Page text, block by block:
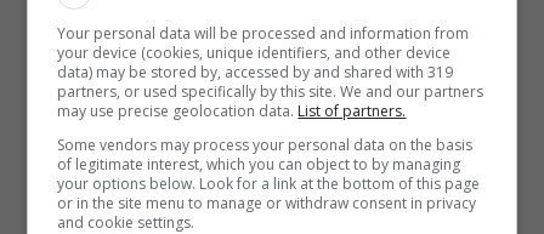
livello, pedalare è praticamente inutile se non
per azionare il motore elettrico.
Your personal data will be processed and information from
your device (cookies, unique identifiers, and other device
data) may be stored by, accessed by and shared with 319
partners, or used specifically by this site. We and our partners
may use precise geolocation data. List of partners.
Some vendors may process your personal data on the basis
of legitimate interest, which you can object to by managing
your options below. Look for a link at the bottom of this page
or in the site menu to manage or withdraw consent in privacy
and cookie settings.